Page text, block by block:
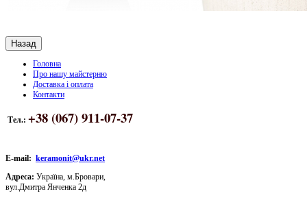
Головна
Про нашу майстерню
Доставка і оплата
Контакти
Тел.: +38 (067) 911-07-37
E-mail: keramonit@ukr.net
Адреса: Україна, м.Бровари,
вул.Дмитра Янченка 2д